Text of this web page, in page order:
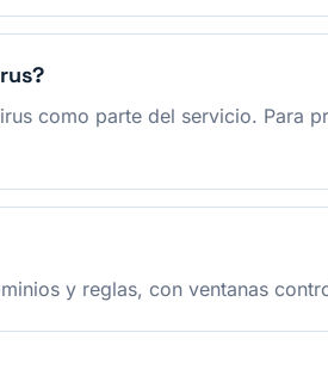
como parte del servicio. Para
y reglas, con ventanas